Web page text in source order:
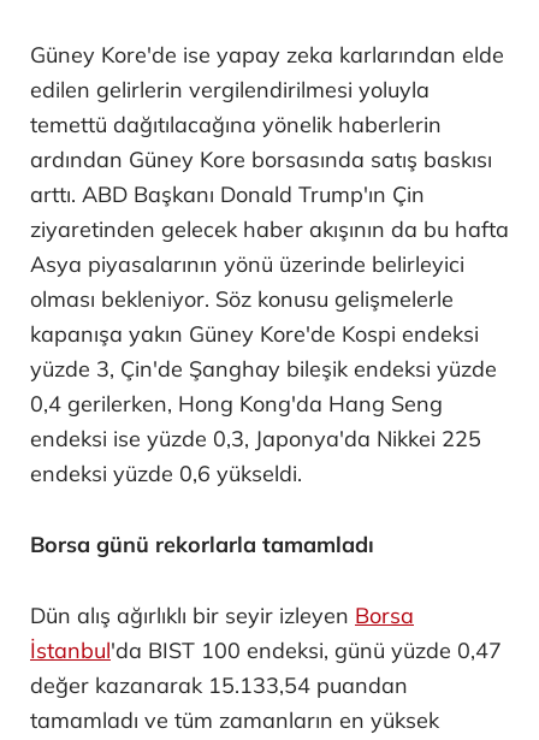
Güney Kore'de ise yapay zeka karlarından elde
edilen gelirlerin vergilendirilmesi yoluyla
temettü dağıtılacağına yönelik haberlerin
ardından Güney Kore borsasında satış baskısı
arttı. ABD Başkanı Donald Trump'ın Çin
ziyaretinden gelecek haber akışının da bu hafta
Asya piyasalarının yönü üzerinde belirleyici
olması bekleniyor. Söz konusu gelişmelerle
kapanışa yakın Güney Kore'de Kospi endeksi
yüzde 3, Çin'de Şanghay bileşik endeksi yüzde
0,4 gerilerken, Hong Kong'da Hang Seng
endeksi ise yüzde 0,3, Japonya'da Nikkei 225
endeksi yüzde 0,6 yükseldi.
Borsa günü rekorlarla tamamladı
Dün alış ağırlıklı bir seyir izleyen Borsa
İstanbul'da BIST 100 endeksi, günü yüzde 0,47
değer kazanarak 15.133,54 puandan
tamamladı ve tüm zamanların en yüksek